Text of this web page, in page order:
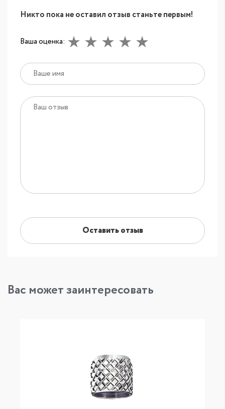
Никто пока не оставил отзыв станьте первым!
Ваша оценка:
Оставить отзыв
Вас может заинтересовать